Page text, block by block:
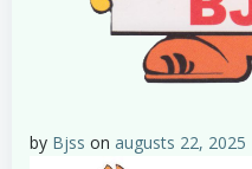
by Bjss on augusts 22, 2025